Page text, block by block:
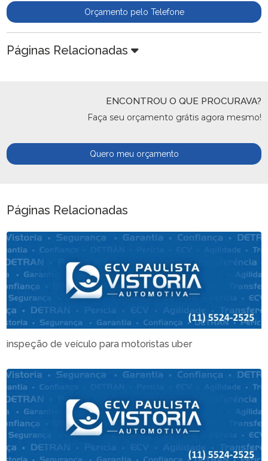
Orçamento pelo Telefone
Páginas Relacionadas
ENCONTROU O QUE PROCURAVA?
Faça seu orçamento grátis agora mesmo!
Quero meu orçamento
Páginas Relacionadas
inspeção de veículo para motoristas uber